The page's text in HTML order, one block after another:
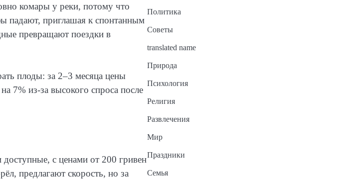
комары у реки, потому что
падают, приглашая к спонтанным
превращают поездки в
плоды: за 2–3 месяца цены
7% из-за высокого спроса после
с ценами от 200 гривен
предлагают скорость, но за
Политика
Советы
translated name
Природа
Психология
Религия
Развлечения
Мир
Праздники
Семья